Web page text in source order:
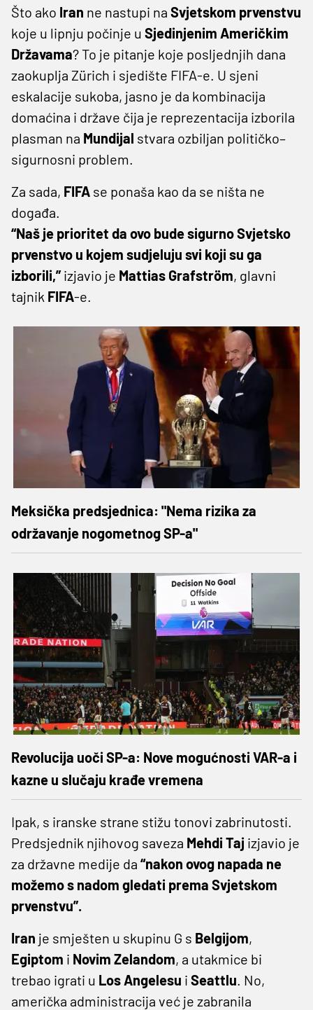
Što ako Iran ne nastupi na Svjetskom prvenstvu
koje u lipnju počinje u Sjedinjenim Američkim
Državama? To je pitanje koje posljednjih dana
zaokuplja Zürich i sjedište FIFA-e. U sjeni
eskalacije sukoba, jasno je da kombinacija
domaćina i države čija je reprezentacija izborila
plasman na Mundijal stvara ozbiljan političko–
sigurnosni problem.
Za sada, FIFA se ponaša kao da se ništa ne
događa.
“Naš je prioritet da ovo bude sigurno Svjetsko
prvenstvo u kojem sudjeluju svi koji su ga
izborili,” izjavio je Mattias Grafström, glavni
tajnik FIFA-e.
Meksička predsjednica: "Nema rizika za
održavanje nogometnog SP-a"
Revolucija uoči SP-a: Nove mogućnosti VAR-a i
kazne u slučaju krađe vremena
Ipak, s iranske strane stižu tonovi zabrinutosti.
Predsjednik njihovog saveza Mehdi Taj izjavio je
za državne medije da “nakon ovog napada ne
možemo s nadom gledati prema Svjetskom
prvenstvu”.
Iran je smješten u skupinu G s Belgijom,
Egiptom i Novim Zelandom, a utakmice bi
trebao igrati u Los Angelesu i Seattlu. No,
američka administracija već je zabranila